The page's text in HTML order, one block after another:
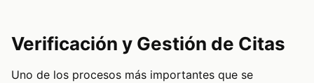
Verificación y Gestión de Citas
Uno de los procesos más importantes que se